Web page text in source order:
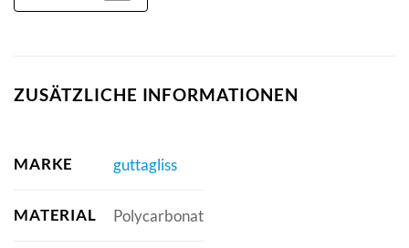
ZUSÄTZLICHE INFORMATIONEN
MARKE guttagliss
MATERIAL Polycarbonat